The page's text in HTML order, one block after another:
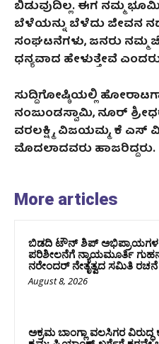
ಬಿಡುವುದಿಲ್ಲ. ಈಗ ನಮ್ಮ
ಬೆಳೆಯನ್ನು ಬೆಳೆದು ಜೀವನ
ಸಂಘಟನೆಗಳು,ಜನರು ನಮ್ಮ
ಧನ್ಯವಾದ ಹೇಳುತ್ತೇವೆ
ಸುದ್ದಿಗೋಷ್ಠಿಯಲ್ಲಿ
ನಂಜುಂಡಸ್ವಾಮಿ,ನೂರ್
ವರಲಕ್ಷ್ಮಿ,ವಿಜಯಮ್ಮ,ಕೆ ಎಸ್‌
ಮೊದಲಾದವರು ಹಾಜರಿದ್ದರು.
More articles
ಬಿಡದಿ ಟೌನ್ ಶಿಪ್ ಅಭಿಪ್ರಾಯಗಳ
ಪರಿಶೀಲನೆಗೆ ನ್ಯಾಯಮೂರ್ತಿ
ನರೇಂದರ್ ನೇತೃತ್ವದ ಸಮಿತಿ ರಚನೆ
August 8, 2026
ಅಕ್ರಮ ಬಾಂಗ್ಲಾ ವಲಸಿಗರ ವಿರುದ್ಧ